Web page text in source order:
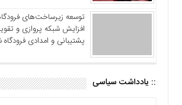
توسعه زیرساخت‌های
افزایش شبکه پروازی و
پشتیبانی و امدادی فرودگاه
:: یادداشت سیاسی